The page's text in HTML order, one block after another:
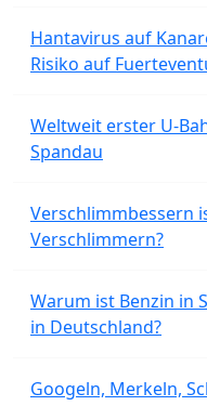
Hantavirus auf
Risiko auf
Weltweit erster U-
Spandau
Verschlimmbessern
Verschlimmern?
Warum ist Benzin in
in Deutschland?
Googeln, Merkeln,